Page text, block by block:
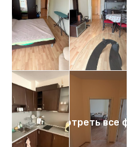
Посмотреть все